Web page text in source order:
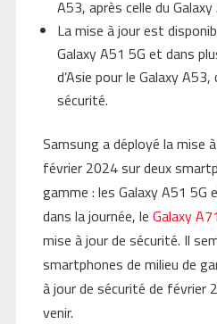
A53, après celle du Galaxy
La mise à jour est
Galaxy A51 5G et dans
d’Asie pour le Galaxy
sécurité.
Samsung a déployé la mise
février 2024 sur deux
gamme : les Galaxy A51
dans la journée, le Galaxy
mise à jour de sécurité. Il
smartphones de milieu de
à jour de sécurité de février
venir.